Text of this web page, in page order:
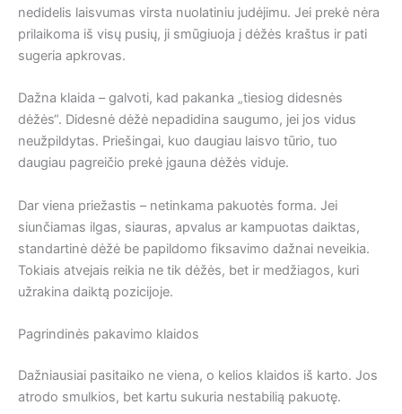
nedidelis laisvumas virsta nuolatiniu judėjimu. Jei prekė nėra
prilaikoma iš visų pusių, ji smūgiuoja į dėžės kraštus ir pati
sugeria apkrovas.
Dažna klaida – galvoti, kad pakanka „tiesiog didesnės
dėžės“. Didesnė dėžė nepadidina saugumo, jei jos vidus
neužpildytas. Priešingai, kuo daugiau laisvo tūrio, tuo
daugiau pagreičio prekė įgauna dėžės viduje.
Dar viena priežastis – netinkama pakuotės forma. Jei
siunčiamas ilgas, siauras, apvalus ar kampuotas daiktas,
standartinė dėžė be papildomo fiksavimo dažnai neveikia.
Tokiais atvejais reikia ne tik dėžės, bet ir medžiagos, kuri
užrakina daiktą pozicijoje.
Pagrindinės pakavimo klaidos
Dažniausiai pasitaiko ne viena, o kelios klaidos iš karto. Jos
atrodo smulkios, bet kartu sukuria nestabilią pakuotę.